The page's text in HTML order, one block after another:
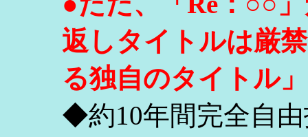
返しタイトルは厳
る独自のタイトル
◆約10年間完全自